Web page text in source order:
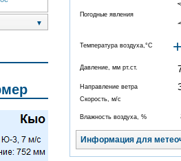
▼
Погодные явления
Температура воздуха,°C
Давление, мм рт.ст.
Направление ветра
Скорость, м/с
Влажность воздуха, %
Информация для